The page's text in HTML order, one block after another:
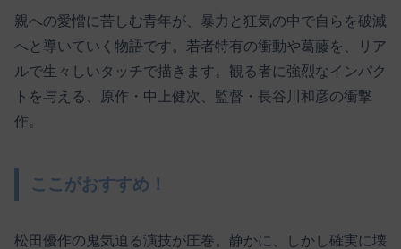
親への愛憎に苦しむ青年が、暴力と狂気の中で自らを破滅
へと導いていく物語です。若者特有の衝動や葛藤を、リア
ルで生々しいタッチで描きます。観る者に強烈なインパク
トを与える、原作・中上健次、監督・長谷川和彦の衝撃
作。
ここがおすすめ！
松田優作の鬼気迫る演技が圧巻。静かに、しかし確実に壊